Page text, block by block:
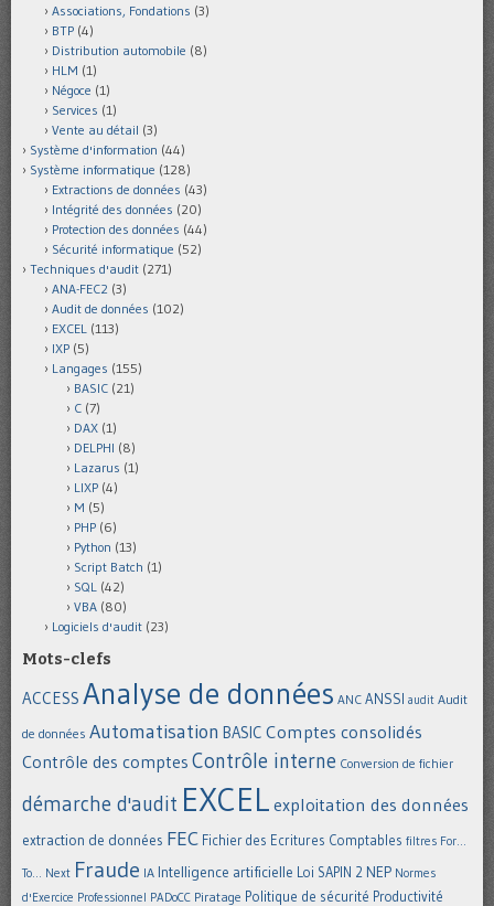
Associations, Fondations (3)
BTP (4)
Distribution automobile (8)
HLM (1)
Négoce (1)
Services (1)
Vente au détail (3)
Système d'information (44)
Système informatique (128)
Extractions de données (43)
Intégrité des données (20)
Protection des données (44)
Sécurité informatique (52)
Techniques d'audit (271)
ANA-FEC2 (3)
Audit de données (102)
EXCEL (113)
IXP (5)
Langages (155)
BASIC (21)
C (7)
DAX (1)
DELPHI (8)
Lazarus (1)
LIXP (4)
M (5)
PHP (6)
Python (13)
Script Batch (1)
SQL (42)
VBA (80)
Logiciels d'audit (23)
Mots-clefs
ACCESS Analyse de données ANC ANSSI audit Audit
de données Automatisation BASIC Comptes consolidés
Contrôle des comptes Contrôle interne Conversion de fichier
démarche d'audit EXCEL exploitation des données
extraction de données FEC Fichier des Ecritures Comptables filtres For...
To... Next Fraude IA Intelligence artificielle Loi SAPIN 2 NEP Normes
d'Exercice Professionnel PADoCC Piratage Politique de sécurité Productivité